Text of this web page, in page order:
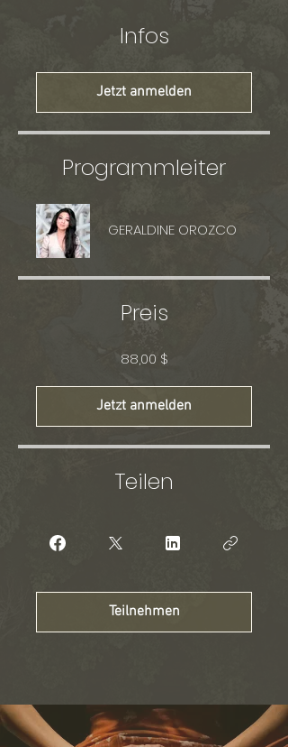
Infos
Jetzt anmelden
Programmleiter
GERALDINE OROZCO
Preis
88,00 $
Jetzt anmelden
Teilen
Teilnehmen